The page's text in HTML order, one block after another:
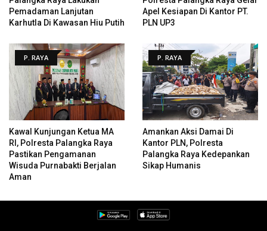
Pemadaman Lanjutan
Karhutla Di Kawasan Hiu Putih
Apel Kesiapan Di Kantor PT.
PLN UP3
P. RAYA
Kawal Kunjungan Ketua MA
RI, Polresta Palangka Raya
Pastikan Pengamanan
Wisuda Purnabakti Berjalan
Aman
P. RAYA
Amankan Aksi Damai Di
Kantor PLN, Polresta
Palangka Raya Kedepankan
Sikap Humanis